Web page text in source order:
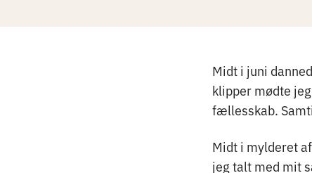
Midt i juni
klipper mødte
fællesskab.
Midt i mylderet
jeg talt med mit